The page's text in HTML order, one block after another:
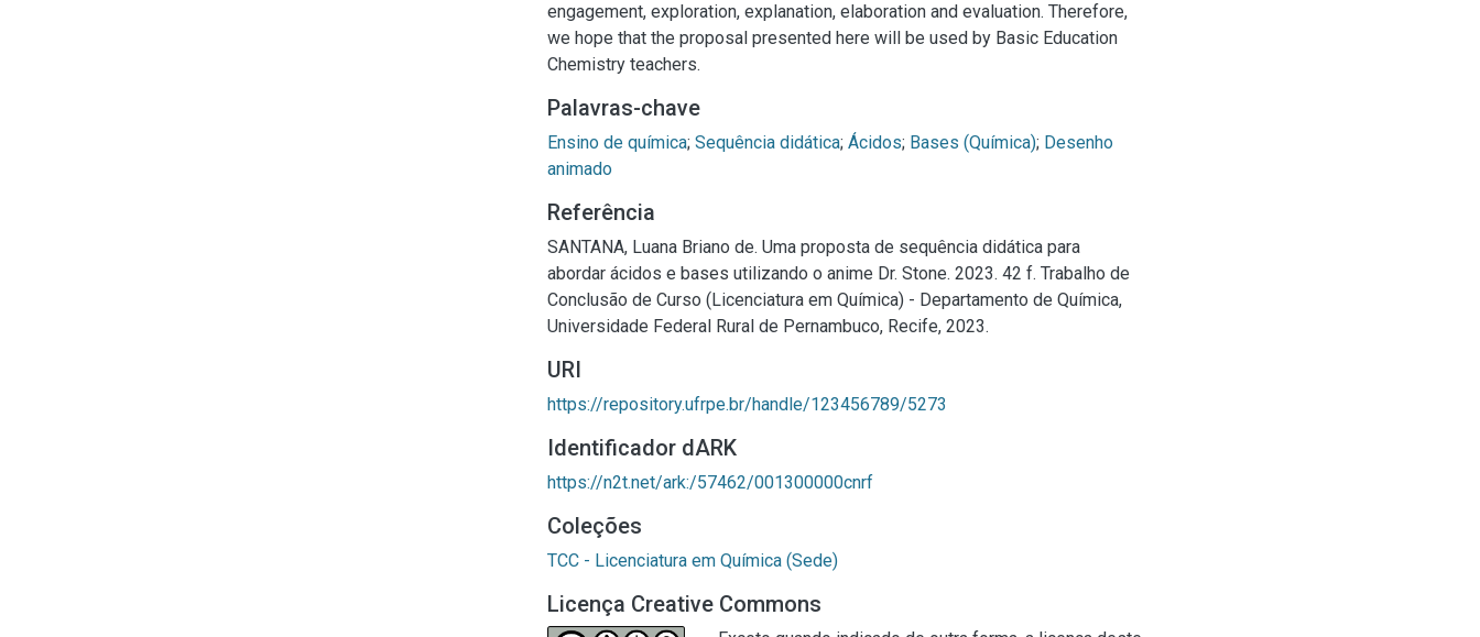
engagement, exploration, explanation, elaboration and evaluation. Therefore,
we hope that the proposal presented here will be used by Basic Education
Chemistry teachers.
Palavras-chave
Ensino de química; Sequência didática; Ácidos; Bases (Química); Desenho
animado
Referência
SANTANA, Luana Briano de. Uma proposta de sequência didática para
abordar ácidos e bases utilizando o anime Dr. Stone. 2023. 42 f. Trabalho de
Conclusão de Curso (Licenciatura em Química) - Departamento de Química,
Universidade Federal Rural de Pernambuco, Recife, 2023.
URI
https://repository.ufrpe.br/handle/123456789/5273
Identificador dARK
https://n2t.net/ark:/57462/001300000cnrf
Coleções
TCC - Licenciatura em Química (Sede)
Licença Creative Commons